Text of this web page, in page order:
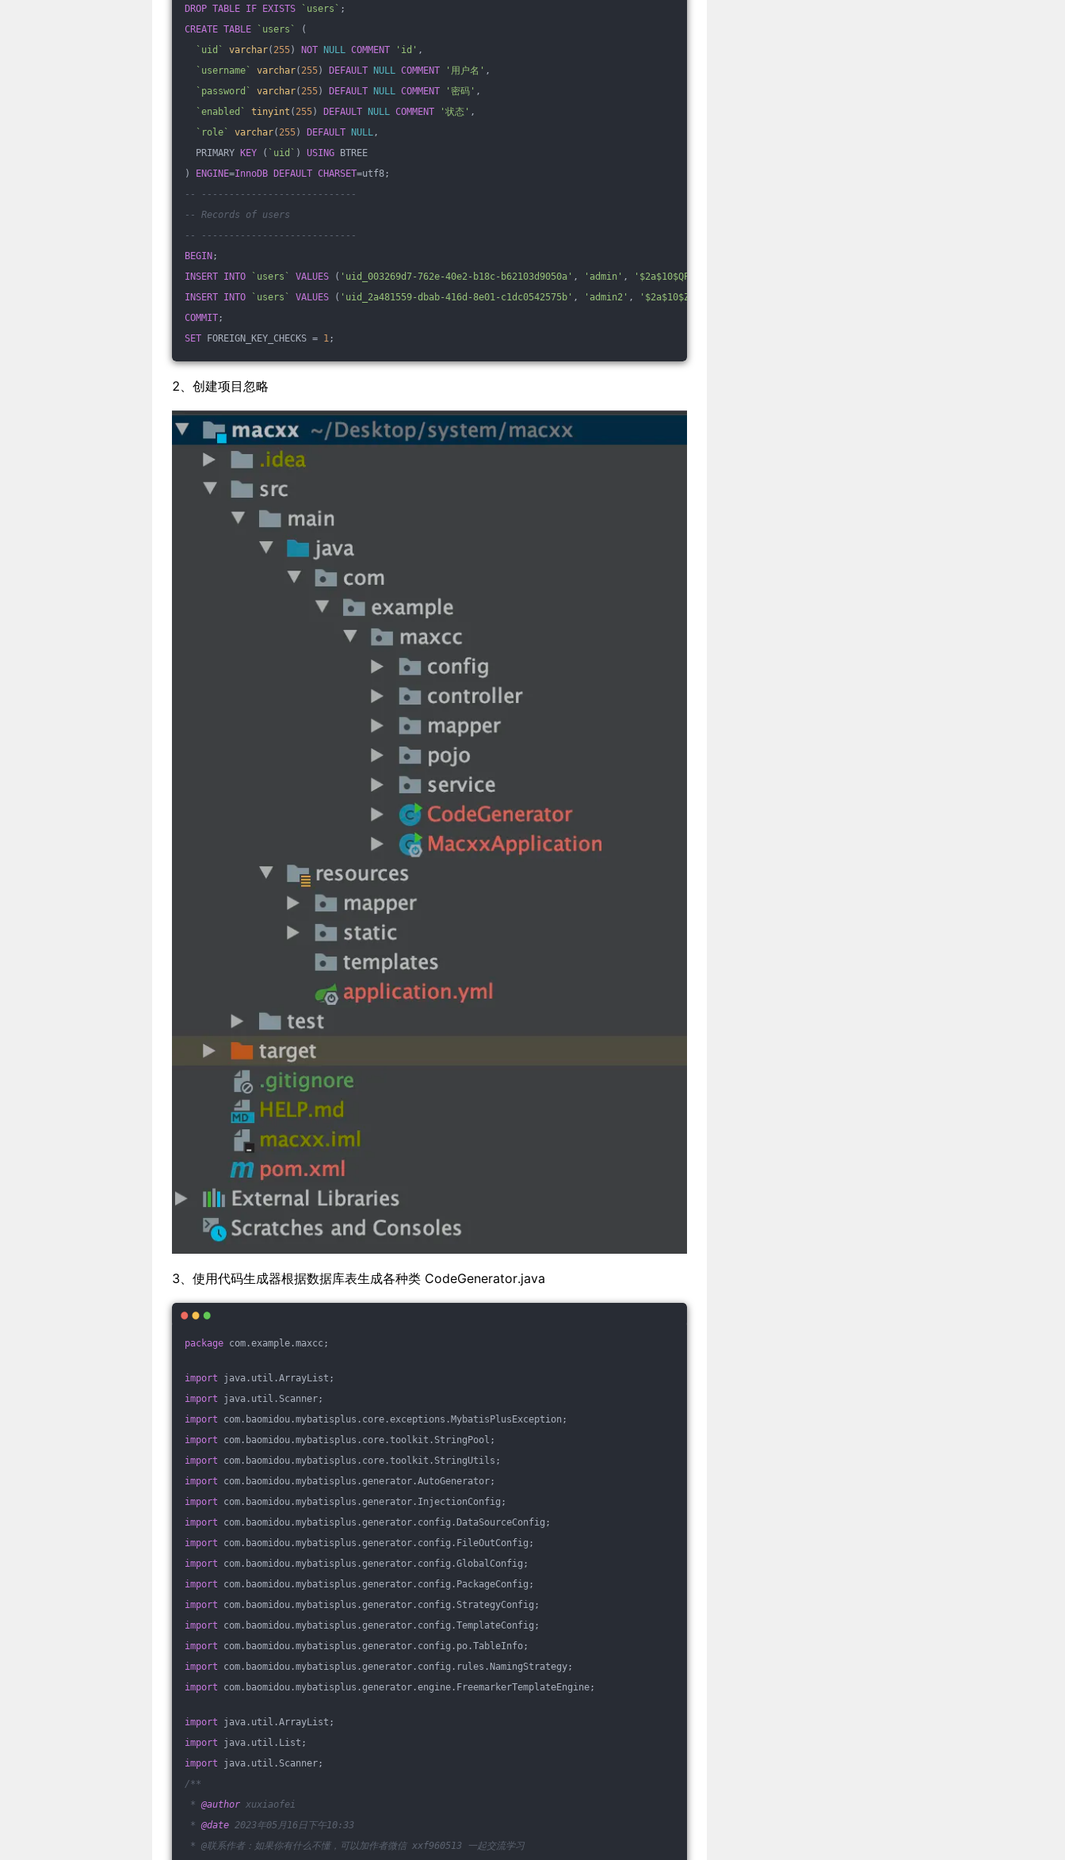
DROP TABLE IF EXISTS `users` ;
CREATE TABLE `users`
(
`uid`
varchar( 255) NOT NULL COMMENT 'id' ,
`username`
varchar( 255) DEFAULT NULL COMMENT '用户名' ,
`password`
varchar( 255) DEFAULT NULL COMMENT '密码' ,
`enabled`
tinyint ( 255) DEFAULT NULL COMMENT '状态' ,
`role`
varchar( 255) DEFAULT NULL,
PRIMARY
KEY ( `uid` ) USING BTREE
)
ENGINE=InnoDB DEFAULT CHARSET=utf8;
-- ----------------------------
-- Records of users
-- ----------------------------
BEGIN ;
INSERT INTO `users` VALUES ( 'uid_003269d7-762e-40e2-b18c-b62103d9050a' , 'admin' , '$2a$10$QPi7uqqOvT47DQTSKprdf.X4p8p7naJB1RdZdI6M/I.L1DAND3H.O'
INSERT INTO `users` VALUES ( 'uid_2a481559-dbab-416d-8e01-c1dc0542575b' , 'admin2' , '$2a$10$Zn/cZNckZ.d.BNy4vuoSIuslOrimIQTIqJUBLqH2sk9ldjDkRFK36'
COMMIT;
SET FOREIGN_KEY_CHECKS = 1;
2、创建项目忽略
3、使用代码生成器根据数据库表生成各种类 CodeGenerator.java
package com.example.maxcc;
import java.util.ArrayList;
import java.util.Scanner;
import com.baomidou.mybatisplus.core.exceptions.MybatisPlusException;
import com.baomidou.mybatisplus.core.toolkit.StringPool;
import com.baomidou.mybatisplus.core.toolkit.StringUtils;
import com.baomidou.mybatisplus.generator.AutoGenerator;
import com.baomidou.mybatisplus.generator.InjectionConfig;
import com.baomidou.mybatisplus.generator.config.DataSourceConfig;
import com.baomidou.mybatisplus.generator.config.FileOutConfig;
import com.baomidou.mybatisplus.generator.config.GlobalConfig;
import com.baomidou.mybatisplus.generator.config.PackageConfig;
import com.baomidou.mybatisplus.generator.config.StrategyConfig;
import com.baomidou.mybatisplus.generator.config.TemplateConfig;
import com.baomidou.mybatisplus.generator.config.po.TableInfo;
import com.baomidou.mybatisplus.generator.config.rules.NamingStrategy;
import com.baomidou.mybatisplus.generator.engine.FreemarkerTemplateEngine;
import java.util.ArrayList;
import java.util.List;
import java.util.Scanner;
/**
* @author xuxiaofei
* @date 2023年05月16日下午10:33
* @联系作者：如果你有什么不懂，可以加作者微信 xxf960513 一起交流学习